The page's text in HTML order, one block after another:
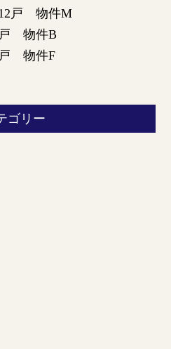
戸 物件M
戸 物件B
戸 物件F
ゴリー